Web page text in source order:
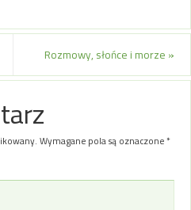
Rozmowy, słońce i morze »
Wymagane pola są oznaczone*